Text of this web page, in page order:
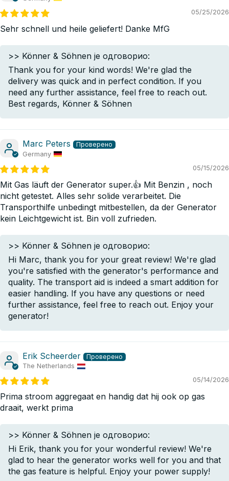
05/25/2026
Sehr schnell und heile geliefert! Danke MfG
>> Könner & Söhnen је одговорио:
Thank you for your kind words! We're glad the
delivery was quick and in perfect condition. If you
need any further assistance, feel free to reach out.
Best regards, Könner & Söhnen
Marc Peters
Germany
05/15/2026
Mit Gas läuft der Generator super.👍 Mit Benzin , noch
nicht getestet. Alles sehr solide verarbeitet. Die
Transporthilfe unbedingt mitbestellen, da der Generator
kein Leichtgewicht ist. Bin voll zufrieden.
>> Könner & Söhnen је одговорио:
Hi Marc, thank you for your great review! We're glad
you're satisfied with the generator's performance and
quality. The transport aid is indeed a smart addition for
easier handling. If you have any questions or need
further assistance, feel free to reach out. Enjoy your
generator!
Erik Scheerder
The Netherlands
05/14/2026
Prima stroom aggregaat en handig dat hij ook op gas
draait, werkt prima
>> Könner & Söhnen је одговорио:
Hi Erik, thank you for your wonderful review! We're
glad to hear the generator works well for you and that
the gas feature is helpful. Enjoy your power supply!